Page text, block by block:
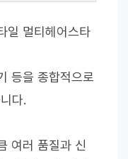
일 멀티헤어스타
등을 종합적으로
다.
여러 품질과 신